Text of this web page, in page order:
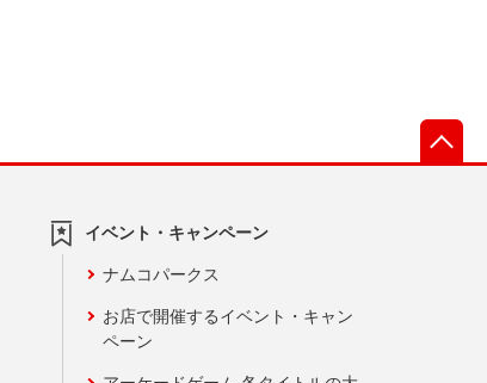
イベント・キャンペーン
ナムコパークス
お店で開催するイベント・キャン
ペーン